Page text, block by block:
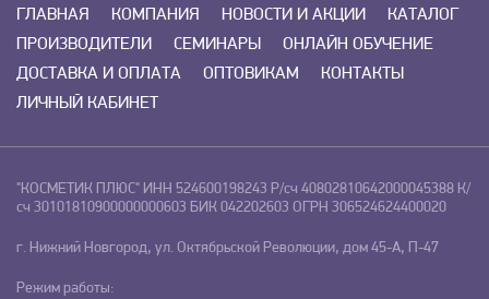
ГЛАВНАЯ КОМПАНИЯ НОВОСТИ И АКЦИИ
КАТАЛОГ
ПРОИЗВОДИТЕЛИ
СЕМИНАРЫ
ОНЛАЙН ОБУЧЕНИЕ
ДОСТАВКА И ОПЛАТА
ОПТОВИКАМ
КОНТАКТЫ
ЛИЧНЫЙ КАБИНЕТ
"КОСМЕТИК ПЛЮС" ИНН 524600198243 Р/сч 40802810642000045388 К/
сч 30101810900000000603 БИК 042202603 ОГРН 306524624400020
г. Нижний Новгород, ул. Октябрьской Революции, дом 45-А, П-47
Режим работы: